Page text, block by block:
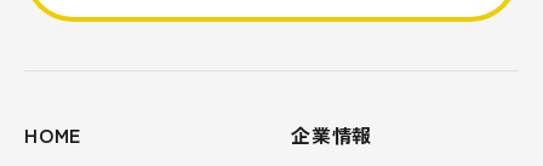
HOME 企業情報